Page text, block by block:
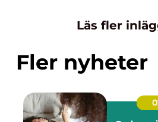
Läs fler
Fler nyheter